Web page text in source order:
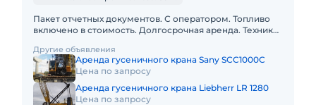
Пакет отчетных документов. С оператором. Топливо
включено в стоимость. Долгосрочная аренда. Техника
Кран 2022г
Другие объявления
Аренда гусеничного крана Sany SCC1000C
Цена по запросу
Аренда гусеничного крана Liebherr LR 1280
Цена по запросу